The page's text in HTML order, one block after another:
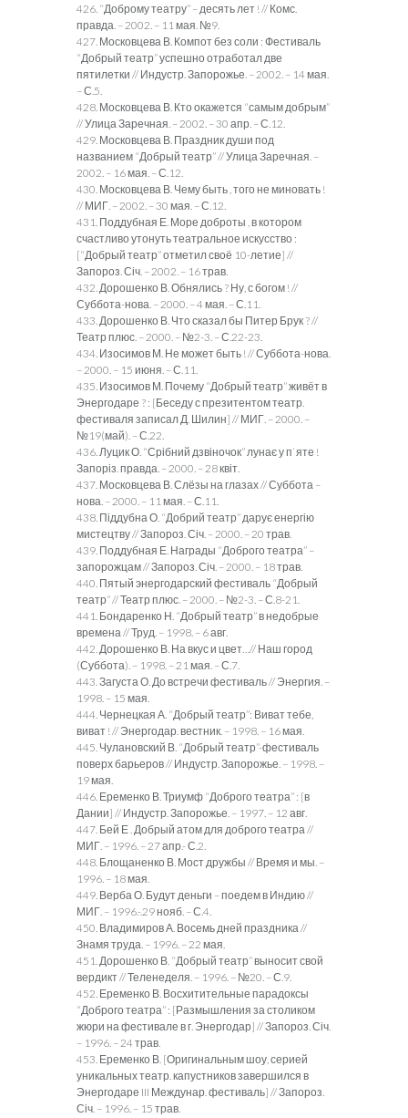
426. “Доброму театру” – десять лет ! // Комс.
правда. – 2002. – 11 мая. №9.
427. Московцева В. Компот без соли : Фестиваль
“Добрый театр” успешно отработал две
пятилетки // Индустр. Запорожье. – 2002. – 14 мая.
– С.5.
428. Московцева В. Кто окажется “самым добрым”
// Улица Заречная. – 2002. – 30 апр. – С.12.
429. Московцева В. Праздник души под
названием “Добрый театр” // Улица Заречная. –
2002. – 16 мая. – С.12.
430. Московцева В. Чему быть , того не миновать !
// МИГ. – 2002. – 30 мая. – С.12.
431. Поддубная Е. Море доброты , в котором
счастливо утонуть театральное искусство :
[“Добрый театр” отметил своё 10-летие] //
Запороз. Січ. – 2002. – 16 трав.
432. Дорошенко В. Обнялись ? Ну, с богом ! //
Суббота-нова. – 2000. – 4 мая. – С.11.
433. Дорошенко В. Что сказал бы Питер Брук ? //
Театр плюс. – 2000. – №2-3. – С.22-23.
434. Изосимов М. Не может быть ! // Суббота-нова.
– 2000. – 15 июня. – С.11.
435. Изосимов М. Почему “Добрый театр” живёт в
Энергодаре ? : [Беседу с презитентом театр.
фестиваля записал Д. Шилин] // МИГ. – 2000. –
№19(май). – С.22.
436. Луцик О. “Срібний дзвіночок” лунає у п`яте !
Запоріз. правда. – 2000. – 28 квіт.
437. Московцева В. Слёзы на глазах // Суббота –
нова. – 2000. – 11 мая. – С.11.
438. Піддубна О. “Добрий театр” дарує енергію
мистецтву // Запороз. Січ. – 2000. – 20 трав.
439. Поддубная Е. Награды “Доброго театра” –
запорожцам // Запороз. Січ. – 2000. – 18 трав.
440. Пятый энергодарский фестиваль “Добрый
театр” // Театр плюс. – 2000. – №2-3. – С.8-21.
441. Бондаренко Н. “Добрый театр” в недобрые
времена // Труд. – 1998. – 6 авг.
442. Дорошенко В. На вкус и цвет…// Наш город
(Суббота). – 1998. – 21 мая. – С.7.
443. Загуста О. До встречи фестиваль // Энергия. –
1998. – 15 мая.
444. Чернецкая А. “Добрый театр”: Виват тебе,
виват ! // Энергодар. вестник. – 1998. – 16 мая.
445. Чулановский В. “Добрый театр”-фестиваль
поверх барьеров // Индустр. Запорожье. – 1998. –
19 мая.
446. Еременко В. Триумф “Доброго театра” : [в
Дании] // Индустр. Запорожье. – 1997. – 12 авг.
447. Бей Е . Добрый атом для доброго театра //
МИГ. – 1996. – 27 апр.- С.2.
448. Блощаненко В. Мост дружбы // Время и мы. –
1996. – 18 мая.
449. Верба О. Будут деньги – поедем в Индию //
МИГ. – 1996.-.29 нояб. – С.4.
450. Владимиров А. Восемь дней праздника //
Знамя труда. – 1996. – 22 мая.
451. Дорошенко В. “Добрый театр” выносит свой
вердикт // Теленеделя. – 1996. – №20. – С.9.
452. Еременко В. Восхитительные парадоксы
“Доброго театра” : [Размышления за столиком
жюри на фестивале в г. Энергодар] // Запороз. Січ.
– 1996. – 24 трав.
453. Еременко В. [Оригинальным шоу, серией
уникальных театр. капустников завершился в
Энергодаре III Междунар. фестиваль] // Запороз.
Січ. – 1996. – 15 трав.